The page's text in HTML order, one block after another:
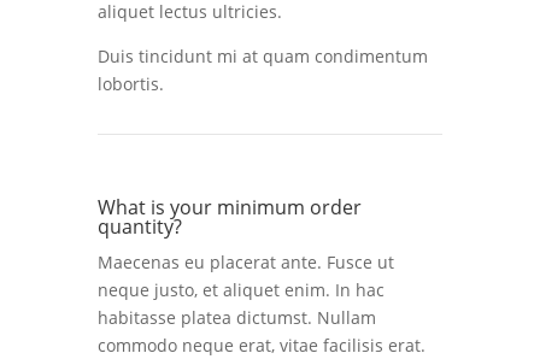
aliquet lectus ultricies.
Duis tincidunt mi at quam condimentum
lobortis.
What is your minimum order
quantity?
Maecenas eu placerat ante. Fusce ut
neque justo, et aliquet enim. In hac
habitasse platea dictumst. Nullam
commodo neque erat, vitae facilisis erat.